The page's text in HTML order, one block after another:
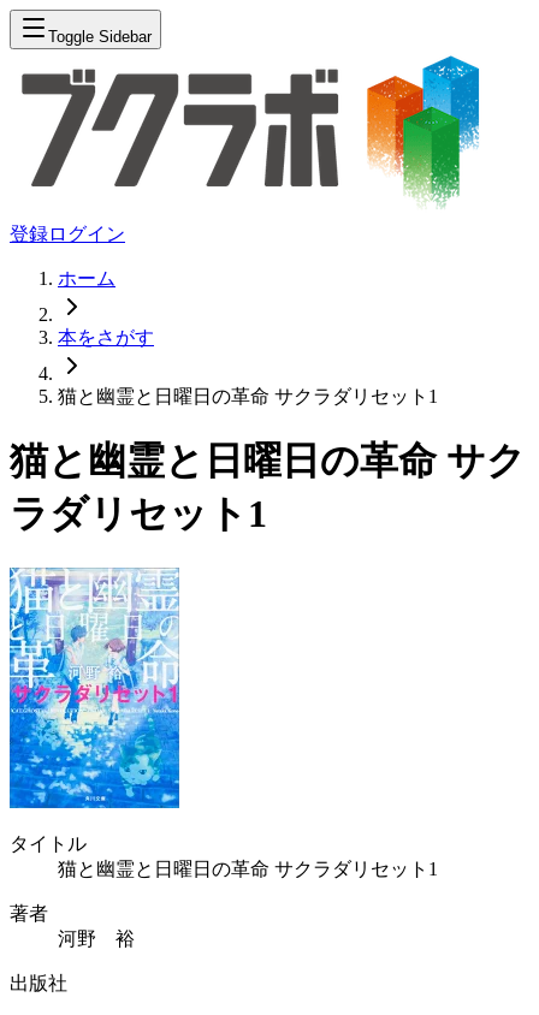
Toggle Sidebar
登録ログイン
ホーム
本をさがす
猫と幽霊と日曜日の革命 サクラダリセット1
猫と幽霊と日曜日の革命 サク
ラダリセット1
タイトル
猫と幽霊と日曜日の革命 サクラダリセット1
著者
河野 裕
出版社